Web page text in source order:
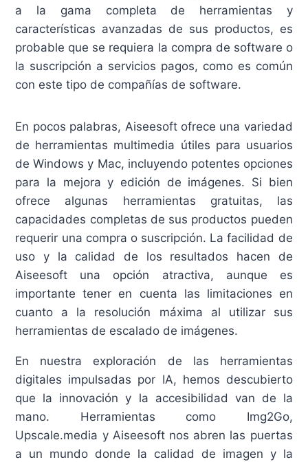
a la gama completa de herramientas y
características avanzadas de sus productos, es
probable que se requiera la compra de software o
la suscripción a servicios pagos, como es común
con este tipo de compañías de software.
En pocos palabras, Aiseesoft ofrece una variedad
de herramientas multimedia útiles para usuarios
de Windows y Mac, incluyendo potentes opciones
para la mejora y edición de imágenes. Si bien
ofrece algunas herramientas gratuitas, las
capacidades completas de sus productos pueden
requerir una compra o suscripción. La facilidad de
uso y la calidad de los resultados hacen de
Aiseesoft una opción atractiva, aunque es
importante tener en cuenta las limitaciones en
cuanto a la resolución máxima al utilizar sus
herramientas de escalado de imágenes.
En nuestra exploración de las herramientas
digitales impulsadas por IA, hemos descubierto
que la innovación y la accesibilidad van de la
mano. Herramientas como Img2Go,
Upscale.media y Aiseesoft nos abren las puertas
a un mundo donde la calidad de imagen y la